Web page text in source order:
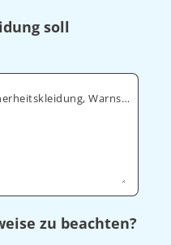
soll
Standard Arbeitskleidung, PSA Sicherheitskleidung, Warnschutz, ESD
zu beachten?